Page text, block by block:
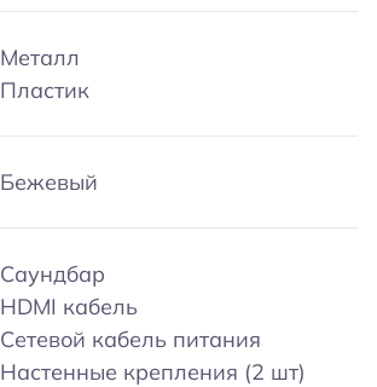
Металл
Пластик
Бежевый
Саундбар
HDMI кабель
Сетевой кабель питания
Настенные крепления (2 шт)